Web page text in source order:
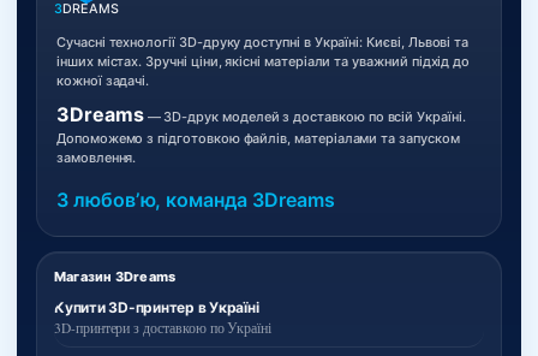
Магазин 3Dreams
Купити 3D-принтер в Україні
3D-принтери з доставкою по Україні
3DREAMS
Сучасні технології 3D-друку доступні в Україні: Києві, Львові та
інших містах. Зручні ціни, якісні матеріали та уважний підхід до
кожної задачі.
3Dreams— 3D-друк моделей з доставкою по всій Україні.
Допоможемо з підготовкою файлів, матеріалами та запуском
замовлення.
З любовʼю, команда 3Dreams